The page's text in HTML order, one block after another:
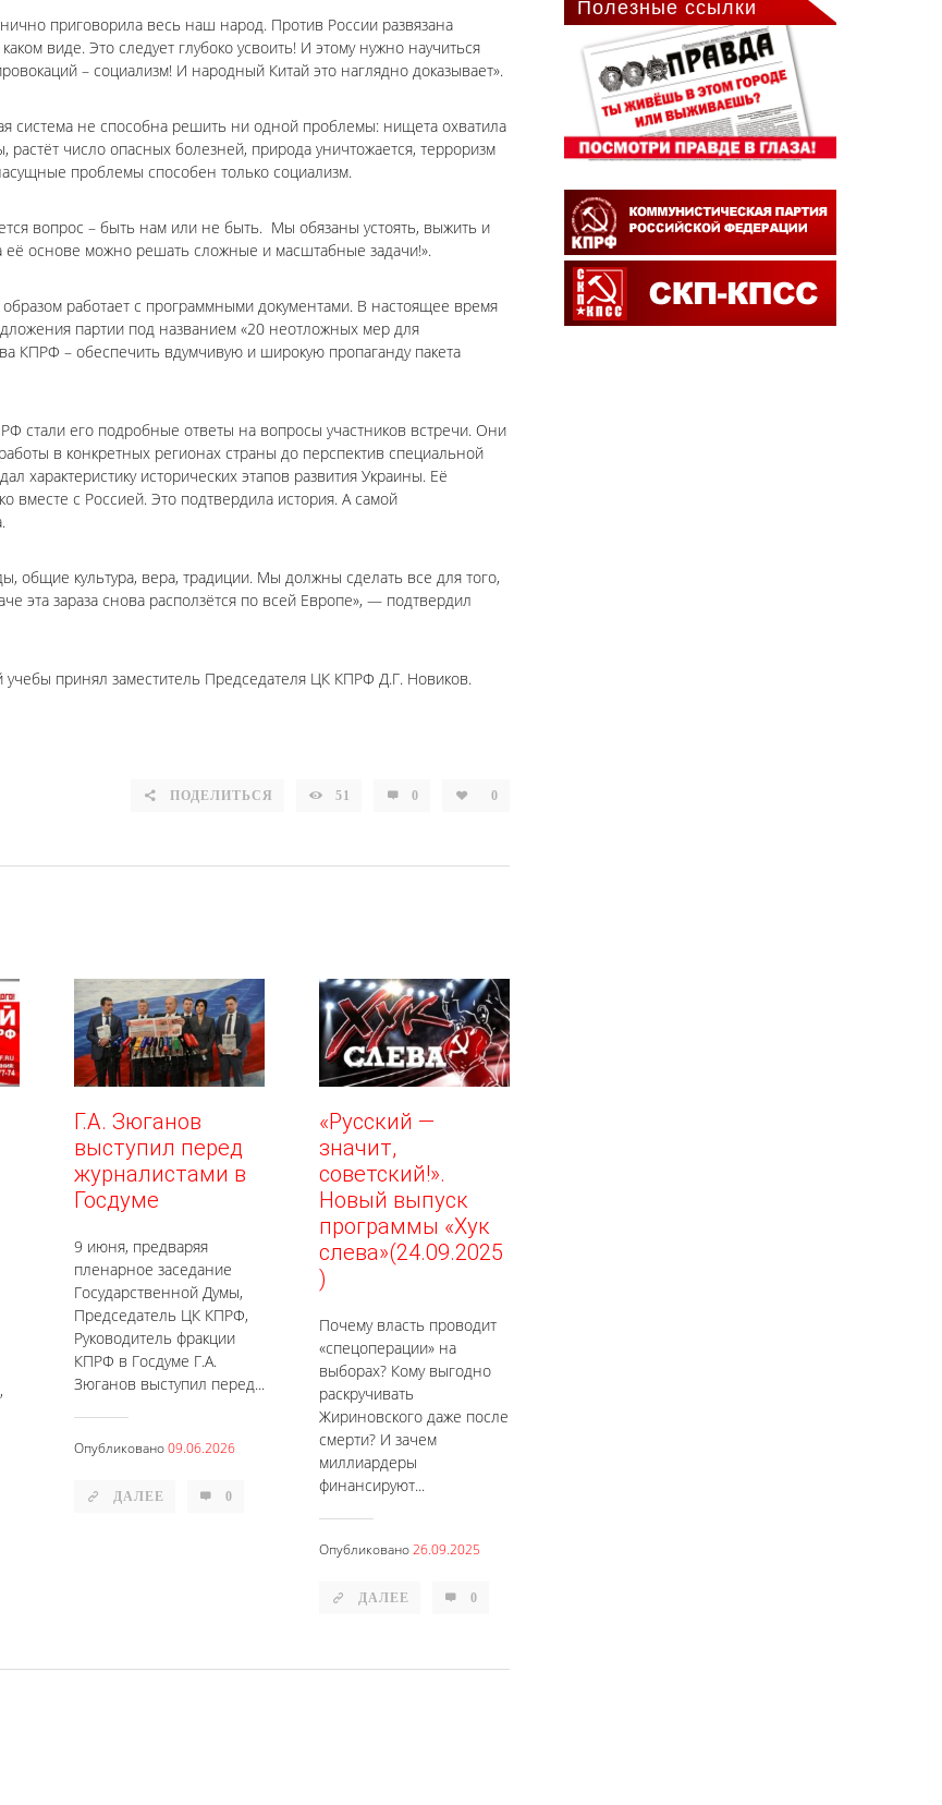
приговорила весь наш народ. Против России развязана
виде. Это следует глубоко усвоить! И этому нужно научиться
– социализм! И народный Китай это наглядно доказывает».
система не способна решить ни одной проблемы: нищета охватила
число опасных болезней, природа уничтожается, терроризм
проблемы способен только социализм.
вопрос – быть нам или не быть. Мы обязаны устоять, выжить и
её основе можно решать сложные и масштабные задачи!».
работает с программными документами. В настоящее время
партии под названием «20 неотложных мер для
КПРФ – обеспечить вдумчивую и широкую пропаганду пакета
его подробные ответы на вопросы участников встречи. Они
в конкретных регионах страны до перспектив специальной
исторических этапов развития Украины. Её
вместе с Россией. Это подтвердила история. А самой
общие культура, вера, традиции. Мы должны сделать все для того,
эта зараза снова расползётся по всей Европе», — подтвердил
принял заместитель Председателя ЦК КПРФ Д.Г. Новиков.
ПОДЕЛИТЬСЯ 51 0 0
Г.А. Зюганов
выступил перед
журналистами в
Госдуме
9 июня, предваряя
пленарное заседание
Государственной Думы,
Председатель ЦК КПРФ,
Руководитель фракции
КПРФ в Госдуме Г.А.
Зюганов выступил перед...
Опубликовано09.06.2026
ДАЛЕЕ 0
«Русский —
значит,
советский!».
Новый выпуск
программы «Хук
слева»(24.09.2025
)
Почему власть проводит
«спецоперации» на
выборах? Кому выгодно
раскручивать
Жириновского даже после
смерти? И зачем
миллиардеры
финансируют...
Опубликовано26.09.2025
ДАЛЕЕ 0
Полезные ссылки